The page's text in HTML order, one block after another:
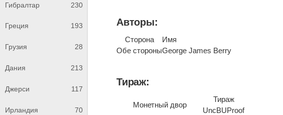
Гибралтар 230
Греция 193
Грузия 28
Дания 213
Джерси 117
Ирландия 70
Авторы:
Сторона
Имя
Обе стороныGeorge James Berry
Тираж:
Монетный двор
Тираж
UncBUProof